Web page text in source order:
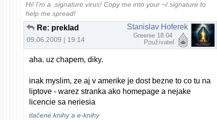
Hi! I'm a .signature virus! Copy me into your ~/.signature to
help me spread!
Re: preklad
09.06.2009 | 19:14
Stanislav Hoferek
Greenie 18.04
Používateľ
aha. uz chapem, diky.
inak myslim, ze aj v amerike je dost bezne to co tu na
liptove - warez stranka ako homepage a nejake
licencie sa neriesia
tlačené knihy a e-knihy